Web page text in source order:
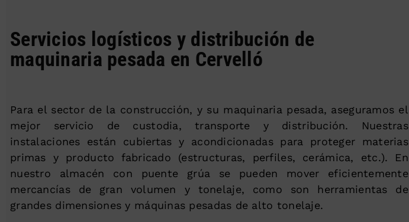
Servicios logísticos y distribución de
maquinaria pesada en Cervelló
Para el sector de la construcción, y su maquinaria pesada, aseguramos el
mejor servicio de custodia, transporte y distribución. Nuestras
instalaciones están cubiertas y acondicionadas para proteger materias
primas y producto fabricado (estructuras, perfiles, cerámica, etc.). En
nuestro almacén con puente grúa se pueden mover eficientemente
mercancías de gran volumen y tonelaje, como son herramientas de
grandes dimensiones y máquinas pesadas de alto tonelaje.